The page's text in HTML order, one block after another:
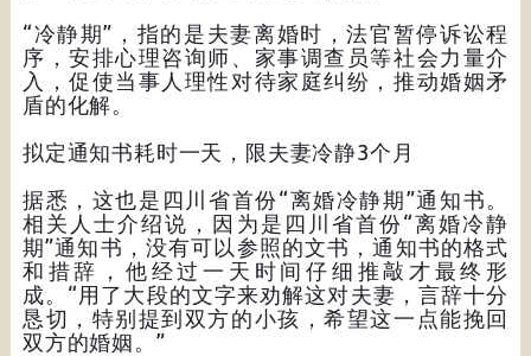
“冷静期”，指的是夫妻离婚时，法官暂停诉讼程
序，安排心理咨询师、家事调查员等社会力量介
入，促使当事人理性对待家庭纠纷，推动婚姻矛
盾的化解。
拟定通知书耗时一天，限夫妻冷静3个月
据悉，这也是四川省首份“离婚冷静期”通知书。
相关人士介绍说，因为是四川省首份“离婚冷静
期”通知书，没有可以参照的文书，通知书的格式
和措辞，他经过一天时间仔细推敲才最终形
成。“用了大段的文字来劝解这对夫妻，言辞十分
恳切，特别提到双方的小孩，希望这一点能挽回
双方的婚姻。”